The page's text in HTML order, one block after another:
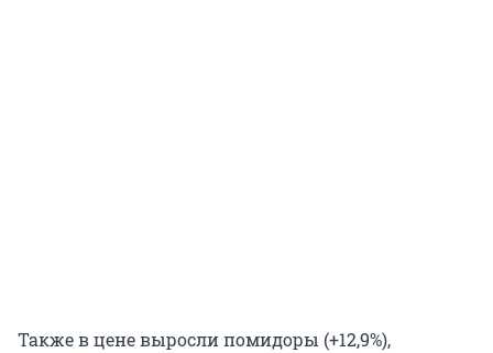
Также в цене выросли помидоры (+12,9%),